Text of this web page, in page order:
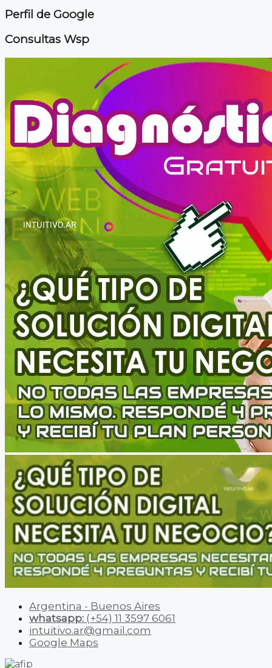
Perfil de Google
Consultas Wsp
Argentina - Buenos Aires
whatsapp: (+54) 11 3597 6061
intuitivo.ar@gmail.com
Google Maps